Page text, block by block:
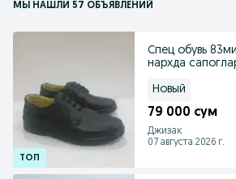
МЫ НАШЛИ 57 ОБЪЯВЛЕНИЙ
Спец обувь
нархда
Новый
79 000 сум
Джизак
07 августа 2026 г.